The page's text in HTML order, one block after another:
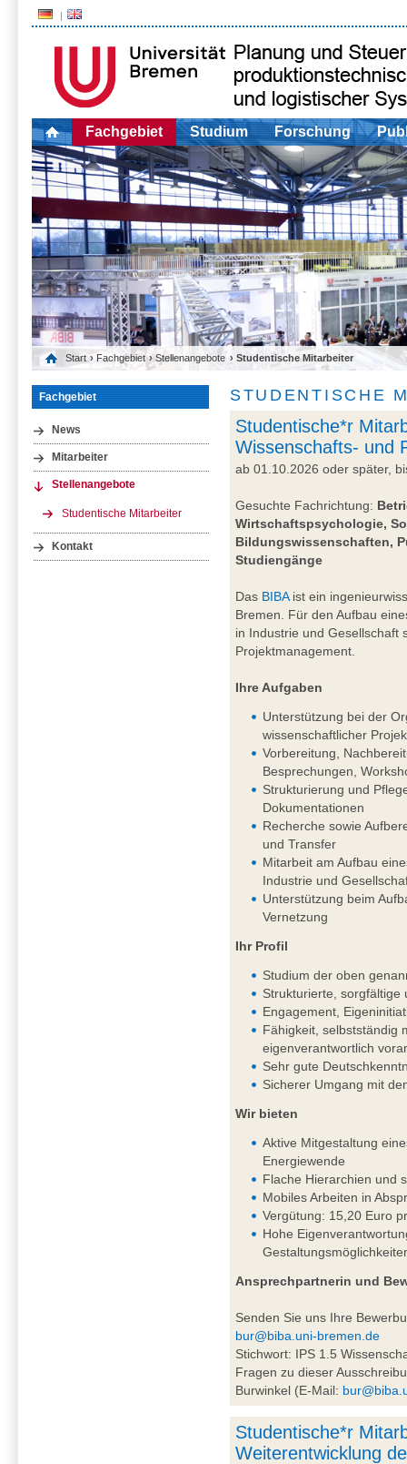
Fachgebiet Studium Forschung
Start › Fachgebiet ›Stellenangebote › Studentische Mitarbeiter
Fachgebiet
News
Mitarbeiter
Stellenangebote
Studentische Mitarbeiter
Kontakt
STUDENTISCHE
Studentische*r
Wissenschafts- und
ab 01.10.2026 oder später,
Gesuchte Fachrichtung:
Wirtschaftspsychologie,
Bildungswissenschaften,
Studiengänge
Das BIBAist ein
Bremen. Für den Aufbau
in Industrie und Gesellschaft
Projektmanagement.
Ihre Aufgaben
Unterstützung bei der
wissenschaftlicher
Vorbereitung,
Besprechungen,
Strukturierung und
Dokumentationen
Recherche sowie
und Transfer
Mitarbeit am Aufbau
Industrie und
Unterstützung beim
Vernetzung
Ihr Profil
Studium der oben
Strukturierte, sorgfältige
Engagement,
Fähigkeit, selbstständig
eigenverantwortlich
Sehr gute
Sicherer Umgang mit
Wir bieten
Aktive Mitgestaltung
Energiewende
Flache Hierarchien und
Mobiles Arbeiten in
Vergütung: 15,20 Euro
Hohe
Ansprechpartnerin und
Senden Sie uns Ihre
bur@biba.uni-bremen.de
Stichwort: IPS 1.5
Fragen zu dieser
Burwinkel (E-Mail:
Studentische*r
Weiterentwicklung